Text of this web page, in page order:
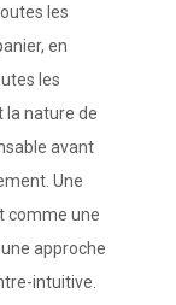
les
en
les
la nature de
avant
Une
comme une
approche
intuitive.